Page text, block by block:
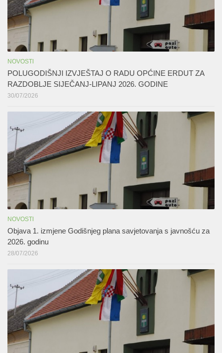
NOVOSTI
POLUGODIŠNJI IZVJEŠTAJ O RADU OPĆINE ERDUT ZA
RAZDOBLJE SIJEČANJ-LIPANJ 2026. GODINE
30/07/2026
NOVOSTI
Objava 1. izmjene Godišnjeg plana savjetovanja s javnošću za
2026. godinu
28/07/2026